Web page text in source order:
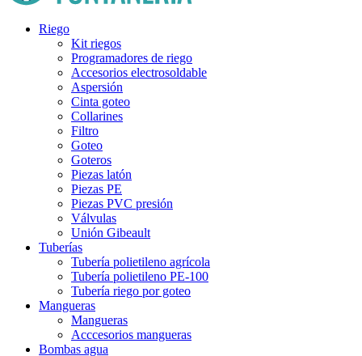
Riego
Kit riegos
Programadores de riego
Accesorios electrosoldable
Aspersión
Cinta goteo
Collarines
Filtro
Goteo
Goteros
Piezas latón
Piezas PE
Piezas PVC presión
Válvulas
Unión Gibeault
Tuberías
Tubería polietileno agrícola
Tubería polietileno PE-100
Tubería riego por goteo
Mangueras
Mangueras
Acccesorios mangueras
Bombas agua